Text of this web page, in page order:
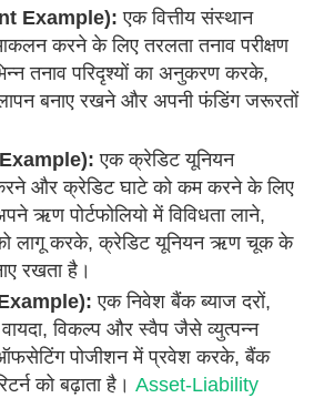
Example): एक वित्तीय संस्थान
करने के लिए तरलता तनाव परीक्षण
तनाव परिदृश्यों का अनुकरण करके,
बनाए रखने और अपनी फंडिंग जरूरतों
एक क्रेडिट यूनियन
और क्रेडिट घाटे को कम करने के लिए
ऋण पोर्टफोलियो में विविधता लाने,
को लागू करके, क्रेडिट यूनियन ऋण चूक के
रखता है।
एक निवेश बैंक ब्याज दरों,
विकल्प और स्वैप जैसे व्युत्पन्न
ऑफसेटिंग पोजीशन में प्रवेश करके, बैंक
को बढ़ाता है। Asset-Liability